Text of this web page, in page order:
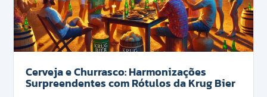
Cerveja e Churrasco: Harmonizações
Surpreendentes com Rótulos da Krug Bier